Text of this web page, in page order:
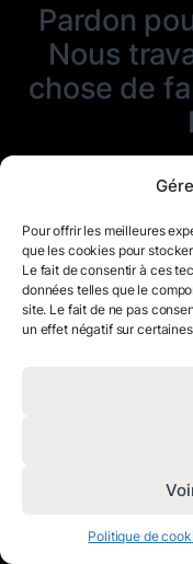
Pour offrir les meilleures
que les cookies pour
Le fait de consentir à ces
données telles que le
site. Le fait de ne pas
un effet négatif sur
Politique de
Pardon
Nous
chose de